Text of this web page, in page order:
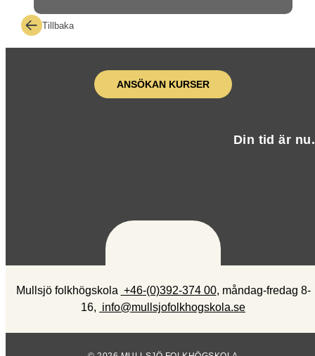
Tillbaka
ANSÖKAN KURSER
Din tid är nu.
Mullsjö folkhögskola +46-(0)392-374 00, måndag-fredag 8-
16, info@mullsjofolkhogskola.se